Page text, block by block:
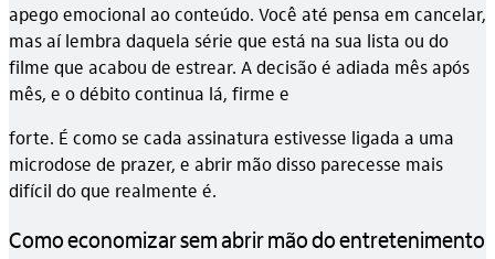
apego emocional ao conteúdo. Você até pensa em cancelar,
mas aí lembra daquela série que está na sua lista ou do
filme que acabou de estrear. A decisão é adiada mês após
mês, e o débito continua lá, firme e
forte. É como se cada assinatura estivesse ligada a uma
microdose de prazer, e abrir mão disso parecesse mais
difícil do que realmente é.
Como economizar sem abrir mão do entretenimento